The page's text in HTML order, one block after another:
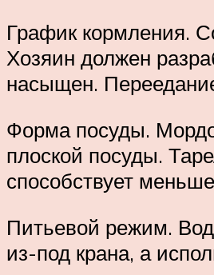
График кормления.
Хозяин должен
насыщен.
Форма посуды.
плоской посуды.
способствует
Питьевой режим.
из-под крана, а